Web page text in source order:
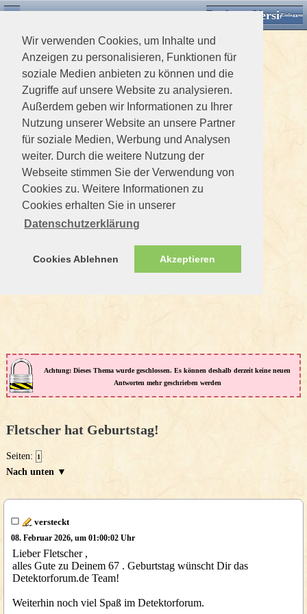
Wir verwenden Cookies, um Inhalte und
Anzeigen zu personalisieren, Funktionen für
soziale Medien anbieten zu können und die
Zugriffe auf unsere Website zu analysieren.
Außerdem geben wir Informationen zu Ihrer
Nutzung unserer Website an unsere Partner
für soziale Medien, Werbung und Analysen
weiter. Durch die weitere Nutzung der
Webseite stimmen Sie der Verwendung von
Cookies zu. Weitere Informationen zu
Cookies erhalten Sie in unserer
Datenschutzerklärung
Cookies Ablehnen Akzeptieren
Desktop VersionEinloggen
Achtung: Dieses Thema wurde geschlossen. Es können deshalb derzeit keine neuen
Antworten mehr geschrieben werden
Fletscher hat Geburtstag!
Seiten: 1
Nach unten ▼
versteckt
08. Februar 2026, um 01:00:02 Uhr
Lieber Fletscher ,
alles Gute zu Deinem 67 . Geburtstag wünscht Dir das
Detektorforum.de Team!
Weiterhin noch viel Spaß im Detektorforum.